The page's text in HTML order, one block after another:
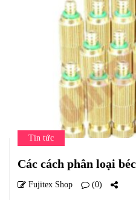
Tin tức
Các cách phân loại
Fujitex Shop (0)